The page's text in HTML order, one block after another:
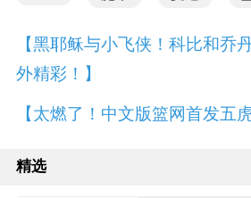
【黑耶稣与小飞侠！科比和乔
外精彩！】
【太燃了！中文版篮网首发五
精选